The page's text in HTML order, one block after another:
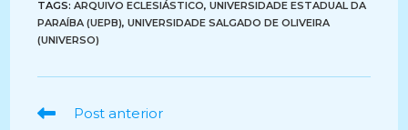
TAGS:ARQUIVO ECLESIÁSTICO, UNIVERSIDADE ESTADUAL DA
PARAÍBA (UEPB), UNIVERSIDADE SALGADO DE OLIVEIRA
(UNIVERSO)
Ler
Post anterior